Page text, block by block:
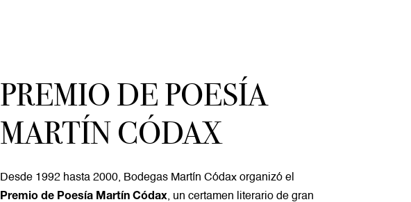
PREMIO DE POESÍA
MARTÍN CÓDAX
Desde 1992 hasta 2000, Bodegas Martín Códax organizó el
Premio de Poesía Martín Códax, un certamen literario de gran